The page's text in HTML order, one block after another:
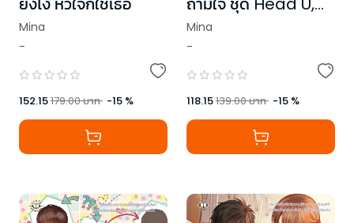
Mina
-
152.15179.00บาท -15 %
Luv You
Mina
-
118.15139.00บาท -15 %